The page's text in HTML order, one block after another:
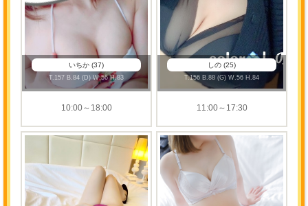
の
ス
ケ
ジ
ー
一
覧
いちか (37)
T .157 B .84 (D) W.56H.83
10:00～18:00
しの (25)
T.156 B .88 (G) W .56 H .84
11:00～17:30